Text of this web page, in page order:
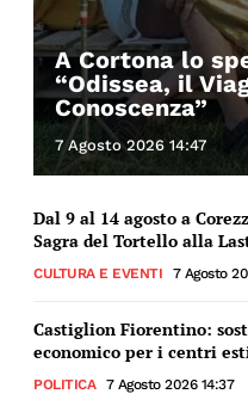
A Cortona lo
“Odissea, il
Conoscenza”
7 Agosto 2026 14:47
Dal 9 al 14 agosto a
Sagra del Tortello alla
CULTURA E EVENTI 7 Agosto
Castiglion Fiorentino:
economico per i centri
POLITICA 7 Agosto 2026 14:37